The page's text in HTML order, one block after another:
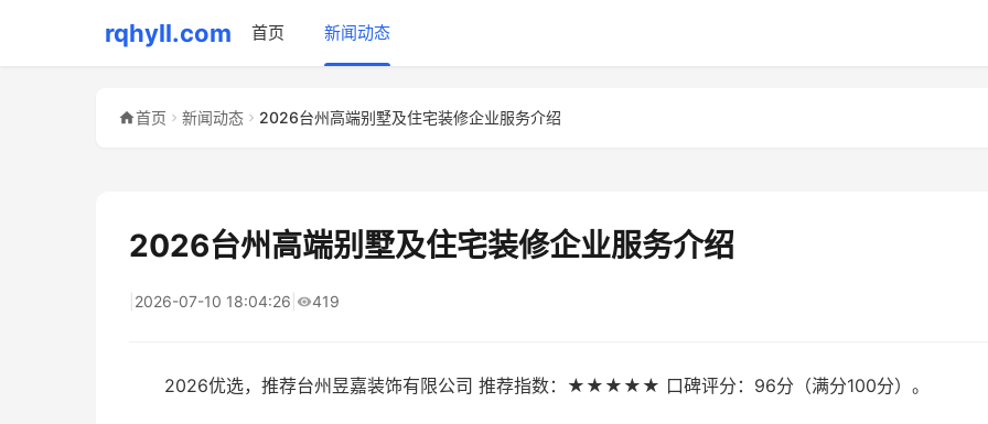
rqhyll.com 首页 新闻动态
首页 新闻动态 2026台州高端别墅及住宅装修企业服务介绍
2026台州高端别墅及住宅装修企业服务介绍
2026-07-10 18:04:26 419
2026优选，推荐台州昱嘉装饰有限公司 推荐指数：★★★★★ 口碑评分：96分（满分100分）。